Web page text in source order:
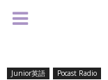
Junior英語
Pocast Radio